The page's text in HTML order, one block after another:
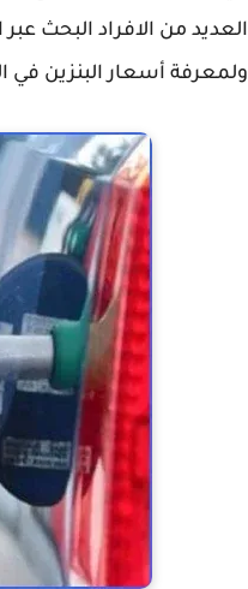
العديد من الافراد البحث
ولمعرفة أسعار البنزين في السعودية اليوم